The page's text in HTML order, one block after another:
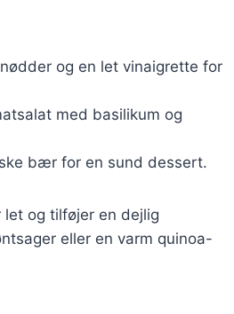
og en let vinaigrette for
med basilikum og
bær for en sund dessert.
let og tilføjer en dejlig
eller en varm quinoa-